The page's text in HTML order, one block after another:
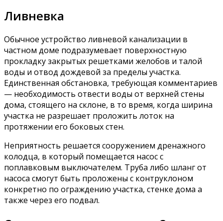
Ливневка
Обычное устройство ливневой канализации в
частном доме подразумевает поверхностную
прокладку закрытых решетками желобов и талой
воды и отвод дождевой за пределы участка.
Единственная обстановка, требующая комментариев
— необходимость отвести воды от верхней стены
дома, стоящего на склоне, в то время, когда ширина
участка не разрешает проложить лоток на
протяжении его боковых стен.
Неприятность решается сооружением дренажного
колодца, в который помещается насос с
поплавковым выключателем. Труба либо шланг от
насоса смогут быть проложены с контруклоном
конкретно по ограждению участка, стенке дома а
также через его подвал.